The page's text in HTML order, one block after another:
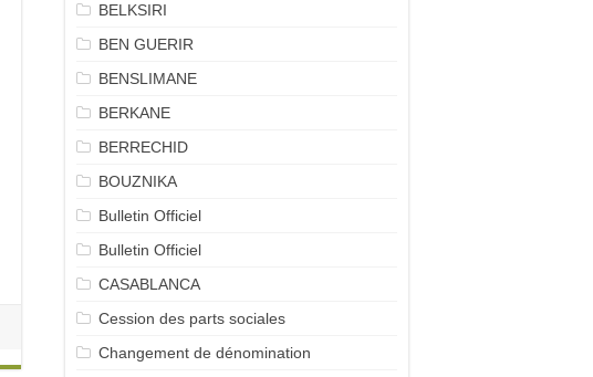
BELKSIRI
BEN GUERIR
BENSLIMANE
BERKANE
BERRECHID
BOUZNIKA
Bulletin Officiel
Bulletin Officiel
CASABLANCA
Cession des parts sociales
Changement de dénomination